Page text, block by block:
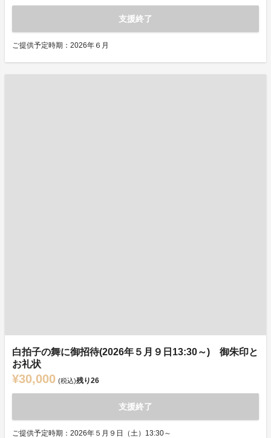
支援終了
ご提供予定時期：2026年６月
白拍子の舞に御招待(2026年５月９日13:30～) 御朱印と
お礼状
¥30,000 (税込)残り26
支援終了
ご提供予定時期：2026年５月９日（土）13:30～